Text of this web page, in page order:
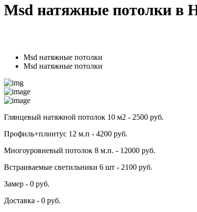
Msd натяжные потолки в
Msd натяжные потолки
Msd натяжные потолки
Глянцевый натяжной потолок 10 м2 - 2500 руб.
Профиль+плинтус 12 м.п - 4200 руб.
Многоуровневый потолок 8 м.п. - 12000 руб.
Встраиваемые светильники 6 шт - 2100 руб.
Замер - 0 руб.
Доставка - 0 руб.